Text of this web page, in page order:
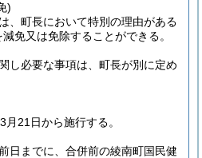
)
、町長において特別の理由がある
免又は免除することができる。
し必要な事項は、町長が別に定め
21日から施行する。
日までに、合併前の綾南町国民健